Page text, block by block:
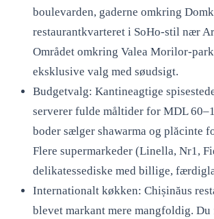
boulevarden, gaderne omkring
restaurantkvarteret i SoHo-stil nær
Området omkring Valea Morilor-
eksklusive valg med søudsigt.
Budgetvalg: Kantineagtige
serverer fulde måltider for MDL
boder sælger shawarma og plăcinte
Flere supermarkeder (Linella, Nr1,
delikatessediske med billige,
Internationalt køkken: Chișinăus
blevet markant mere mangfoldig.